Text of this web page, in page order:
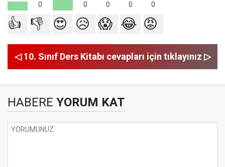
0
0 0 0 0
👍 👎 😍 😥 😱 😂 😡
◁ 10. Sınıf Ders Kitabı cevapları için tıklayınız ▷
HABERE YORUM KAT